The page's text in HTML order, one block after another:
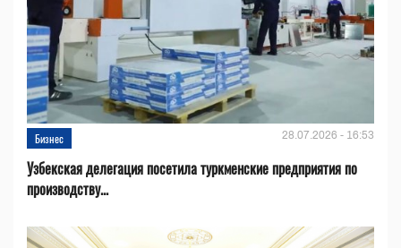
Бизнес 28.07.2026 - 16:53
Узбекская делегация посетила туркменские предприятия по
производству...